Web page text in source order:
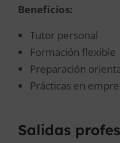
Beneficios:
Tutor personal
Formación flexible
Preparación
Prácticas en
Salidas